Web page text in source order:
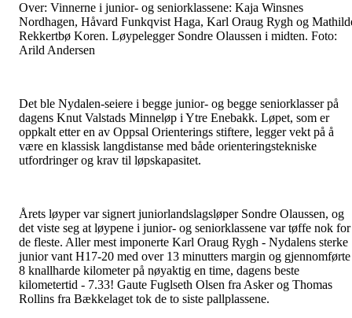
Over: Vinnerne i junior- og seniorklassene: Kaja Winsnes
Nordhagen, Håvard Funkqvist Haga, Karl Oraug Rygh og
Rekkertbø Koren. Løypelegger Sondre Olaussen i midten. Foto:
Arild Andersen
Det ble Nydalen-seiere i begge junior- og begge seniorklasser på
dagens Knut Valstads Minneløp i Ytre Enebakk. Løpet, som er
oppkalt etter en av Oppsal Orienterings stiftere, legger vekt på å
være en klassisk langdistanse med både orienteringstekniske
utfordringer og krav til løpskapasitet.
Årets løyper var signert juniorlandslagsløper Sondre Olaussen, og
det viste seg at løypene i junior- og seniorklassene var tøffe nok for
de fleste. Aller mest imponerte Karl Oraug Rygh - Nydalens sterke
junior vant H17-20 med over 13 minutters margin og gjennomførte
8 knallharde kilometer på nøyaktig en time, dagens beste
kilometertid - 7.33! Gaute Fuglseth Olsen fra Asker og Thomas
Rollins fra Bækkelaget tok de to siste pallplassene.